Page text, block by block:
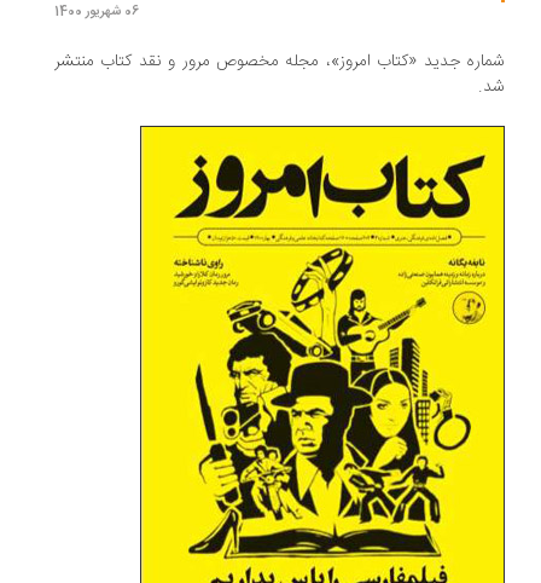
06 شهریور 1400
شماره جدید «کتاب امروز»، مجله مخصوص مرور و نقد کتاب منتشر
شد.